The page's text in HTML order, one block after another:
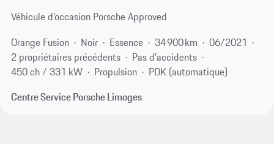
Véhicule d’occasion Porsche Approved
Orange Fusion
Noir Essence 34 900 km
06/2021
2 propriétaires précédents
Pas d'accidents
450 ch / 331 kW
Propulsion
PDK (automatique)
Centre Service Porsche Limoges